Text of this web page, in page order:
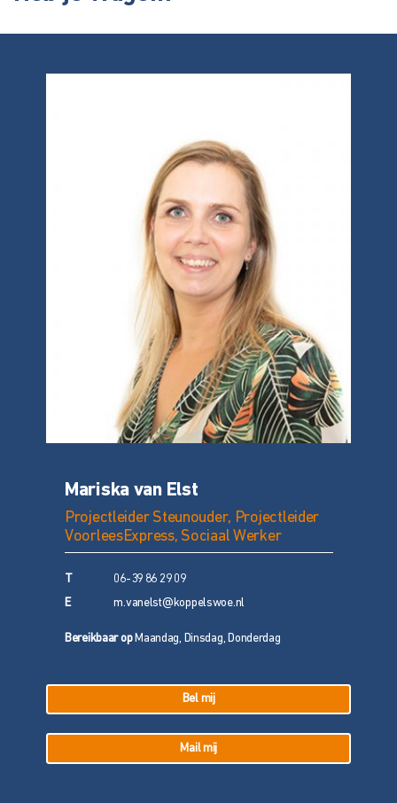
Mariska van Elst
Projectleider Steunouder, Projectleider
VoorleesExpress, Sociaal Werker
T 06-39 86 29 09
E m.vanelst@koppelswoe.nl
Bereikbaar opMaandag, Dinsdag, Donderdag
Bel mij
Mail mij